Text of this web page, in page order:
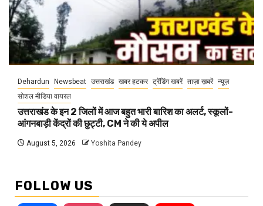
Dehardun Newsbeat उत्तराखंड खबर हटकर ट्रेंडिंग खबरें ताज़ा ख़बरें न्यूज़
सोशल मीडिया वायरल
उत्तराखंड के इन 2 जिलों में आज बहुत भारी बारिश का अलर्ट, स्कूलों-
आंगनबाड़ी केंद्रों की छुट्टी, CM ने की ये अपील
August 5, 2026 Yoshita Pandey
FOLLOW US